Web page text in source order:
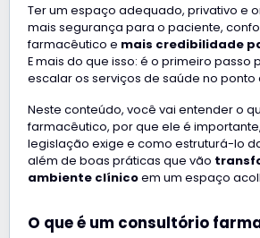
Ter um espaço adequado, privativo e
mais segurança para o paciente,
farmacêutico e mais credibilidade
E mais do que isso: é o primeiro passo
escalar os serviços de saúde no ponto
Neste conteúdo, você vai entender o
farmacêutico, por que ele é
legislação exige e como estruturá-lo
além de boas práticas que vão
ambiente clínicoem um espaço
O que é um consultório